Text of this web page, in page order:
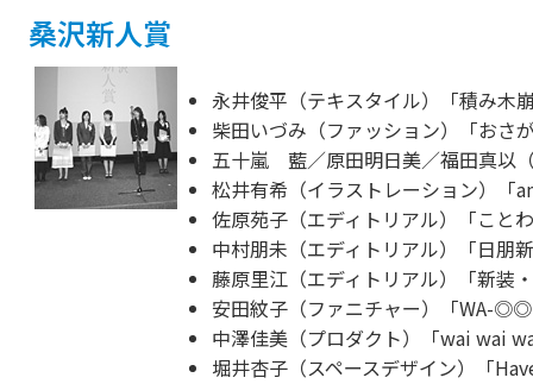
桑沢新人賞
永井俊平（テキスタイル）「積み木
柴田いづみ（ファッション）「おさ
五十嵐 藍／原田明日美／福田真以
松井有希（イラストレーション）「
佐原苑子（エディトリアル）「こと
中村朋未（エディトリアル）「日朋
藤原里江（エディトリアル）「新装
安田紋子（ファニチャー）「WA-
中澤佳美（プロダクト）「wai wai
堀井杏子（スペースデザイン）「